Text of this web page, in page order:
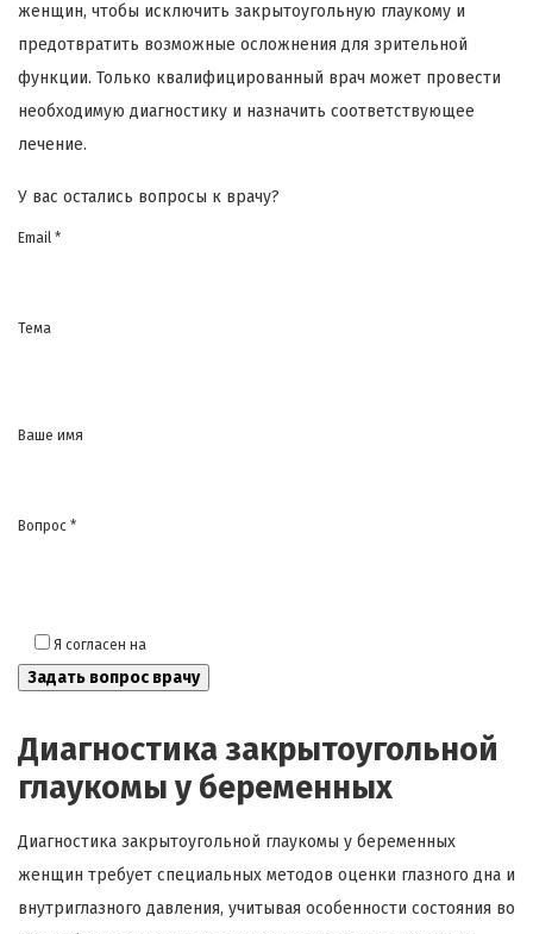
женщин, чтобы исключить закрытоугольную глаукому и
предотвратить возможные осложнения для зрительной
функции. Только квалифицированный врач может провести
необходимую диагностику и назначить соответствующее
лечение.
У вас остались вопросы к врачу?
Email *
Тема
Ваше имя
Вопрос *
Я согласен на
Диагностика закрытоугольной
глаукомы у беременных
Диагностика закрытоугольной глаукомы у беременных
женщин требует специальных методов оценки глазного дна и
внутриглазного давления, учитывая особенности состояния во